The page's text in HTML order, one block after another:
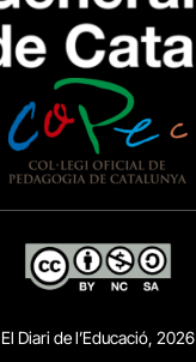
El Diari de l’Educació, 2026